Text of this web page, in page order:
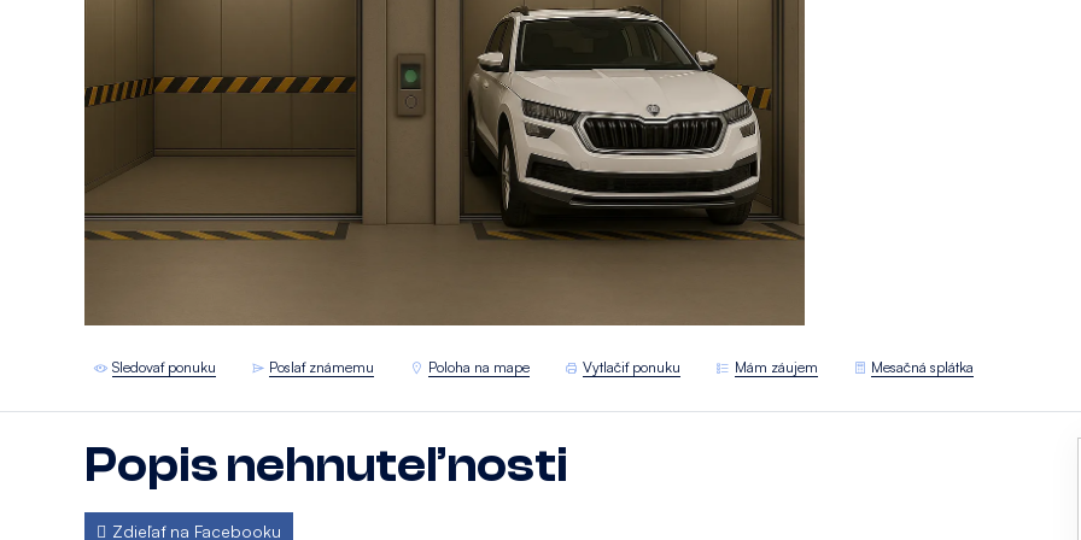
Sledovať ponuku Poslať známemu Poloha na mape Vytlačiť ponuku Mám záujem Mesačná splátka
Popis nehnuteľnosti
Zdieľať na Facebooku